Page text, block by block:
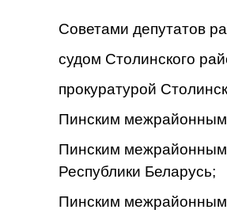
Советами депутатов
судом Столинского
прокуратурой
Пинским межрайонным
Пинским межрайонным
Республики Беларусь;
Пинским межрайонным